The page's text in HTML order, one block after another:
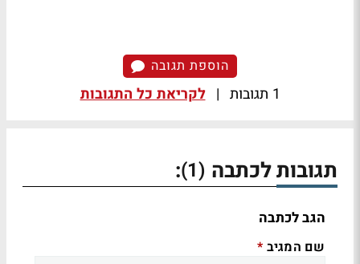
הוספת תגובה
1 תגובות | לקריאת כל התגובות
תגובות לכתבה (1)
:
הגב לכתבה
שם המגיב *